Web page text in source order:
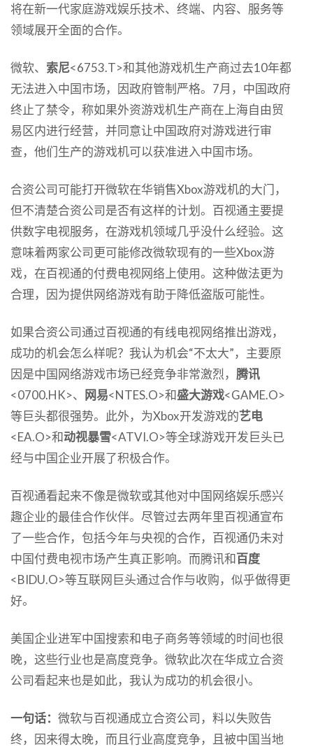
将在新一代家庭游戏娱乐技术、终端、内容、服务等
领域展开全面的合作。
微软、 索尼<6753.T>和其他游戏机生产商过去10年都
无法进入中国市场，因政府管制严格。7月，中国政府
终止了禁令，称如果外资游戏机生产商在上海自由贸
易区内进行经营，并同意让中国政府对游戏进行审
查，他们生产的游戏机可以获准进入中国市场。
合资公司可能打开微软在华销售Xbox游戏机的大门，
但不清楚合资公司是否有这样的计划。百视通主要提
供数字电视服务，在游戏机领域几乎没什么经验。这
意味着两家公司更可能修改微软现有的一些Xbox游
戏，在百视通的付费电视网络上使用。这种做法更为
合理，因为提供网络游戏有助于降低盗版可能性。
如果合资公司通过百视通的有线电视网络推出游戏，
成功的机会怎么样呢？我认为机会“不太大”，主要原
因是中国网络游戏市场已经竞争非常激烈， 腾讯
<0700.HK>、
网易<NTES.O>和盛大游戏<GAME.O>
等巨头都很强势。此外，为Xbox开发游戏的艺电
<EA.O>和动视暴雪<ATVI.O>等全球游戏开发巨头已
经与中国企业开展了积极合作。
百视通看起来不像是微软或其他对中国网络娱乐感兴
趣企业的最佳合作伙伴。尽管过去两年里百视通宣布
了一些合作，包括今年与央视的合作，百视通仍未对
中国付费电视市场产生真正影响。而腾讯和百度
<BIDU.O>等互联网巨头通过合作与收购，似乎做得更
好。
美国企业进军中国搜索和电子商务等领域的时间也很
晚，这些行业也是高度竞争。微软此次在华成立合资
公司看起来也是如此，我认为成功的机会很小。
一句话： 微软与百视通成立合资公司，料以失败告
终，因来得太晚，而且行业高度竞争，且被中国当地